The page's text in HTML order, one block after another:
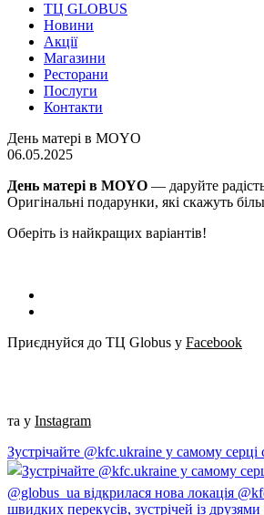
ТЦ GLOBUS
Новини
Акції
Магазини
Ресторани
Послуги
Контакти
День матері в MOYO
06.05.2025
День матері в MOYO — даруйте
Оригінальні подарунки, які скажуть
Оберіть із найкращих варіантів!
Приєднуйся до ТЦ Globus у Facebook
та у Instagram
Зустрічайте @kfc.ukraine у самому серці